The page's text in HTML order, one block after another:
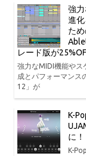
強
進
た
レード版が
強力なMIDI機能やス
成とパフォーマンス
12」が
K-
に！
K-